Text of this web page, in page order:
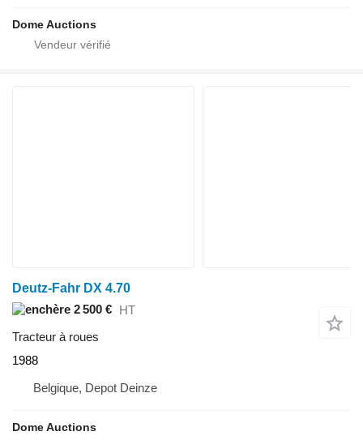
Dome Auctions
Deutz-Fahr DX 4.70
2 500 €
HT
Tracteur à roues
1988
Belgique, Depot Deinze
Dome Auctions